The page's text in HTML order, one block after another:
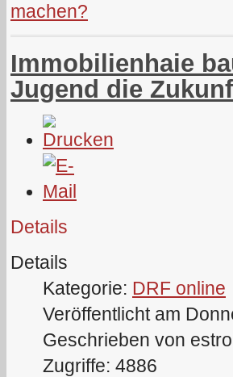
machen?
Immobilienhaie
Jugend die
Details
Details
Kategorie: DRF online
Veröffentlicht am
Geschrieben von estro
Zugriffe: 4886